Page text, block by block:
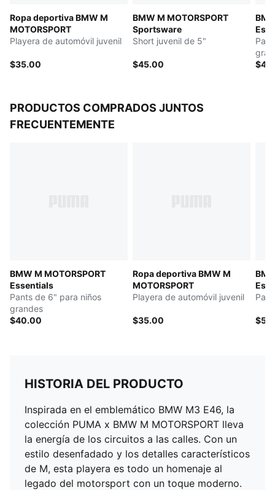
Ropa deportiva BMW M
MOTORSPORT
Playera de automóvil juvenil
$35.00
BMW M MOTORSPORT
Sportsware
Short juvenil de 5"
$45.00
PRODUCTOS COMPRADOS JUNTOS
FRECUENTEMENTE
BMW M MOTORSPORT
Essentials
Pants de 6" para niños
grandes
$40.00
Ropa deportiva BMW M
MOTORSPORT
Playera de automóvil juvenil
$35.00
HISTORIA DEL PRODUCTO
Inspirada en el emblemático BMW M3 E46, la
colección PUMA x BMW M MOTORSPORT lleva
la energía de los circuitos a las calles. Con un
estilo desenfadado y los detalles característicos
de M, esta playera es todo un homenaje al
legado del motorsport con un toque moderno.